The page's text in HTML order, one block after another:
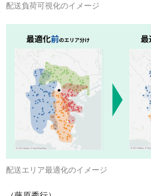
配送負荷可視化のイメージ
配送エリア最適化のイメージ